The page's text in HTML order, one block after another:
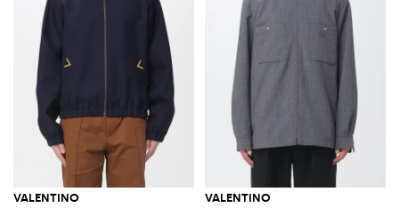
VALENTINO VALENTINO